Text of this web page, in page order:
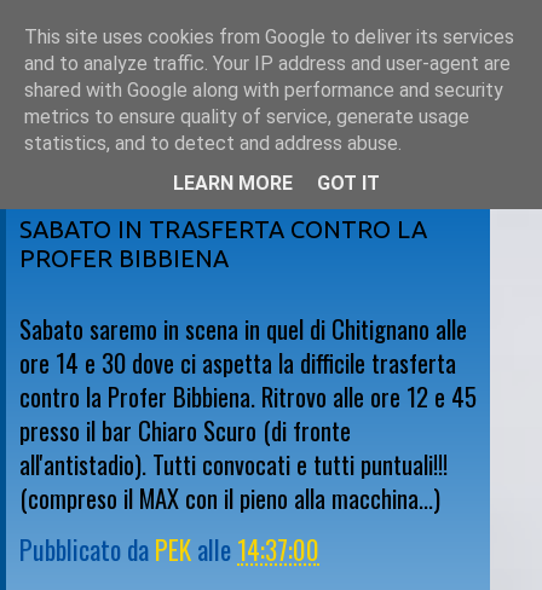
giovedì 28 febbraio 2008
SABATO IN TRASFERTA CONTRO LA
PROFER BIBBIENA
Sabato saremo in scena in quel di Chitignano alle
ore 14 e 30 dove ci aspetta la difficile trasferta
contro la Profer Bibbiena. Ritrovo alle ore 12 e 45
presso il bar Chiaro Scuro (di fronte
all'antistadio). Tutti convocati e tutti puntuali!!!
(compreso il MAX con il pieno alla macchina...)
Pubblicato daPEKalle14:37:00
This site uses cookies from Google to deliver its services
and to analyze traffic. Your IP address and user-agent are
shared with Google along with performance and security
metrics to ensure quality of service, generate usage
statistics, and to detect and address abuse.
LEARN MORE
GOT IT